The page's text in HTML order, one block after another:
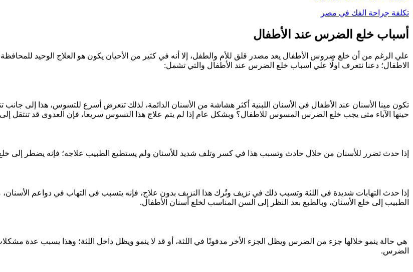
تكلفة جراحة الفك في مصر
أسباب خلع الضرس عند الأطفال
علي الرغم من أن خلع ضروس الأطفال يعد مصدر قلق للأم والطفل، إلا أنه في كثير من الأحيان يكون هو العلاج الوحيد
الاطفال؛ دعنا نتعرف اولًا علي اسباب خلع الضرس عند الأطفال والتي تشمل:
تكون مينا الأسنان عند الأطفال في الأسنان اللبنية أكثر هشاشة من الأسنان الدائمة، لذلك تتعرض أسرع للتسوس، هذا إلى
حينها الآباء متى يجب خلع الضرس المسوس للاطفال؟ وبشكل عام إذا لم يتم علاج هذا التسوس سريعا، فإن العدوى قد تنتقل
إذا حدث تضرر للأسنان من خلال حادث وتسبب هذا في كسر وتلف شديد للأسنان ولم يستطيع الطبيب علاجه؛ فإنه يضطر إلى
إذا حدث التهابات شديدة في اللثة وتسبب ذلك في نزيف وتُرك هذا النزيف بدون علاج، فإنه يتسبب في التهاب في دواعم الأسنان،
الطبيب إلى خلع الأسنان، وبالطبع بعد النظر إلى السن المناسب لخلع أسنان الأطفال.
هي حالة ينمو خلالها جزء من الضرس ويظل الجزء الأخر مدفونًا في اللثة، أو قد لا ينمو ويظل داخل اللثة؛ وهذا يسبب عدة
الضرس.